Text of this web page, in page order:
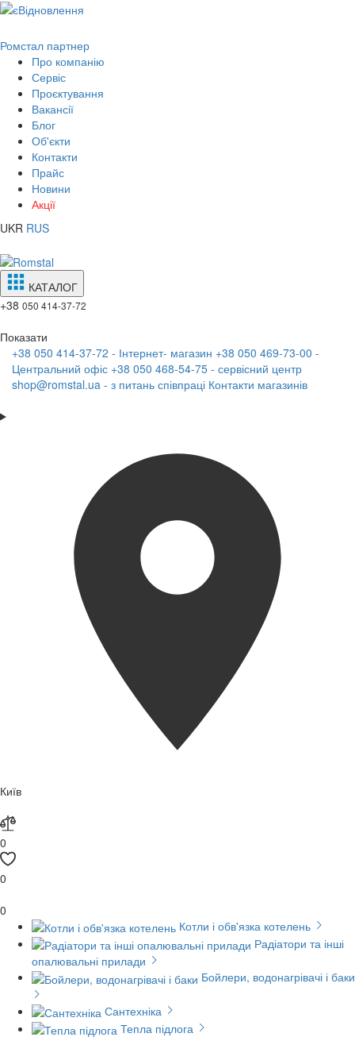
Ромстал партнер
Про компанію
Сервіс
Проєктування
Вакансії
Блог
Об'єкти
Контакти
Прайс
Новини
Акції
UKR RUS
КАТАЛОГ
+38 050 414-37-72
Показати
+38 050 414-37-72 - Інтернет- магазин +38 050 469-73-00 -
Центральний офіс +38 050 468-54-75 - сервісний центр
shop@romstal.ua - з питань співпраці Контакти магазинів
Київ
0
0
0
Котли і обв'язка котелень
Радіатори та інші
опалювальні прилади
Бойлери, водонагрівачі і баки
Сантехніка
Тепла підлога